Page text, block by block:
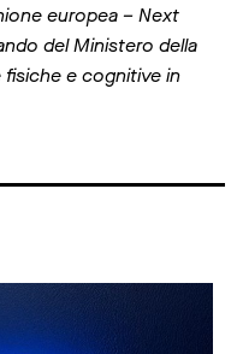
europea – Next
del Ministero della
fisiche e cognitive in